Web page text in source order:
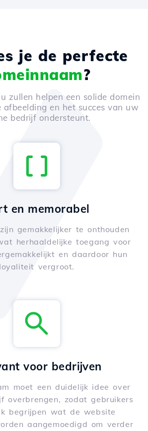
je de perfecte
?
zullen helpen een solide domein
en het succes van uw
bedrijf ondersteunt.
en memorabel
gemakkelijker te onthouden
herhaaldelijke toegang voor
en daardoor hun
loyaliteit vergroot.
voor bedrijven
moet een duidelijk idee over
overbrengen, zodat gebruikers
begrijpen wat de website
aangemoedigd om verder